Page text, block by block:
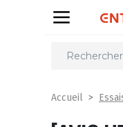
Partager
Accueil